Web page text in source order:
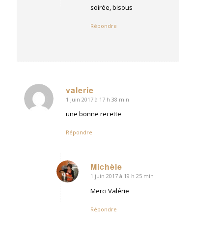
soirée, bisous
Répondre
valerie
dit
1 juin 2017 à 17 h 38 min
une bonne recette
Répondre
Michèle
dit
1 juin 2017 à 19 h 25 min
Merci Valérie
Répondre